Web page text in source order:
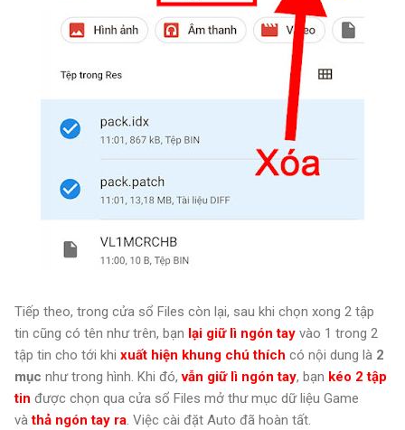
Tiếp theo, trong cửa sổ Files còn lại, sau khi chọn xong 2 tập
tin cũng có tên như trên, bạn lại giữ lì ngón tay vào 1 trong 2
tập tin cho tới khi xuất hiện khung chú thích có nội dung là 2
mục như trong hình. Khi đó,vẫn giữ lì ngón tay, bạn kéo 2 tập
tin được chọn qua cửa sổ Files mở thư mục dữ liệu Game
vàthả ngón tay ra. Việc cài đặt Auto đã hoàn tất.